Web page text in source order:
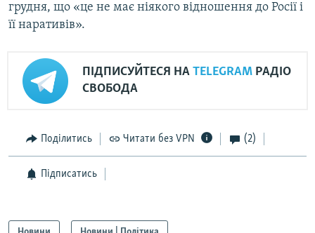
грудня, що «це не має ніякого відношення до Росії і
її наративів».
ПІДПИСУЙТЕСЯ НА TELEGRAM РАДІО
СВОБОДА
Поділитись Читати без VPN (2)
Підписатись